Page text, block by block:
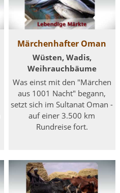
Märchenhafter Oman
Wüsten, Wadis,
Weihrauchbäume
Was einst mit den "Märchen
aus 1001 Nacht" begann,
setzt sich im Sultanat Oman -
auf einer 3.500 km
Rundreise fort.